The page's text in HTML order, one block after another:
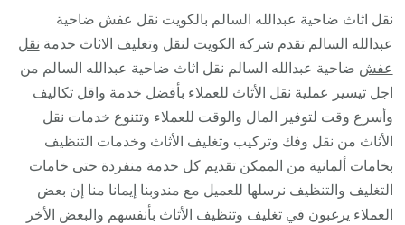
في
أفضل
نقل اثاث ضاحية عبدالله السالم بالكويت نقل عفش ضاحية
عبدالله السالم تقدم شركة الكويت لنقل وتغليف الاثاث خدمة نقل
عفش ضاحية عبدالله السالم نقل اثاث ضاحية عبدالله السالم من
اجل تيسير عملية نقل الأثاث للعملاء بأفضل خدمة واقل تكاليف
وأسرع وقت لتوفير المال والوقت للعملاء وتتنوع خدمات نقل
الأثاث من نقل وفك وتركيب وتغليف الأثاث وخدمات التنظيف
بخامات ألمانية من الممكن تقديم كل خدمة منفردة حتى خامات
التغليف والتنظيف نرسلها للعميل مع مندوبنا إيمانا منا إن بعض
العملاء يرغبون في تغليف وتنظيف الأثاث بأنفسهم والبعض الأخر